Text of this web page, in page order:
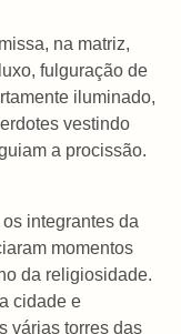
na matriz,
fulguração de
iluminado,
vestindo
a procissão.
integrantes da
momentos
da religiosidade.
cidade e
várias torres das